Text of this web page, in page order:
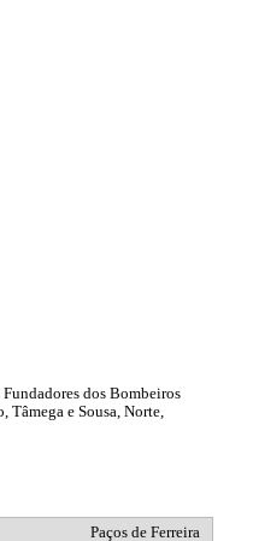
dos Bombeiros
Tâmega e Sousa, Norte,
Paços de Ferreira